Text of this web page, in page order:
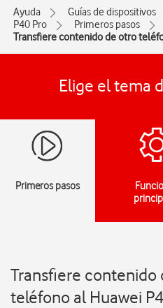
Ayuda Guías de dispositivos
P40 Pro
Primeros pasos
Transfiere contenido de otro
Elige el tema
Primeros pasos
Transfiere contenido
teléfono al Huawei